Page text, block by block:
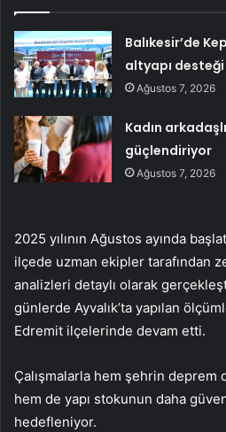
Balıkesir’de
altyapı desteği
Ağustos 7, 2026
Kadın
güçlendiriyor
Ağustos 7, 2026
2025 yılının Ağustos ayında
ilçede uzman ekipler tarafından
analizleri detaylı olarak
günlerde Ayvalık’ta yapılan
Edremit ilçelerinde devam etti.
Çalışmalarla hem şehrin deprem
hem de yapı stokunun daha
hedefleniyor.